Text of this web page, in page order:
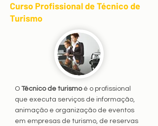
Curso Profissional de Técnico de
Turismo
O Técnico de turismo é o profissional
que executa serviços de informação,
animação e organização de eventos
em empresas de turismo, de reservas